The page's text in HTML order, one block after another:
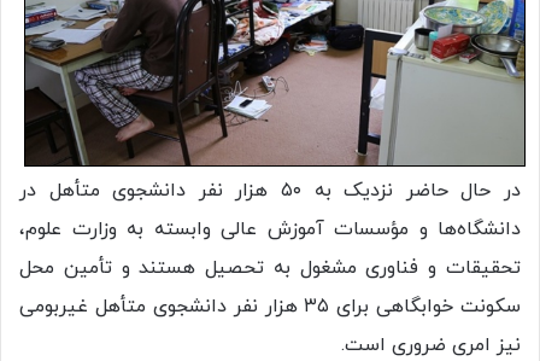
در حال حاضر نزدیک به ۵۰ هزار نفر دانشجوی متأهل در
دانشگاه‌ها و مؤسسات آموزش عالی وابسته به وزارت علوم،
تحقیقات و فناوری مشغول به تحصیل هستند و تأمین محل
سکونت خوابگاهی برای ۳۵ هزار نفر دانشجوی متأهل غیربومی
نیز امری ضروری است.